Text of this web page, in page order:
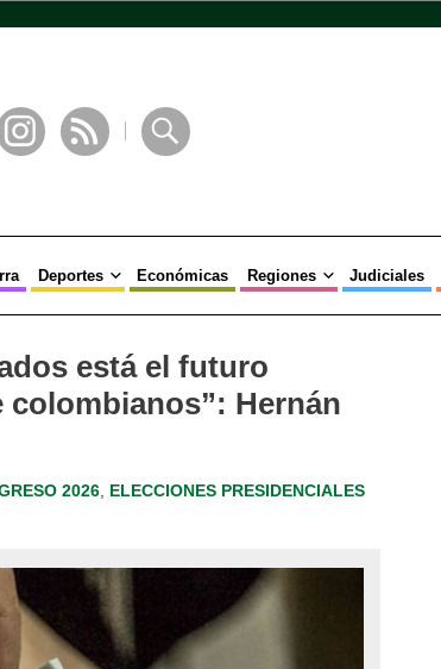
Deportes Económicas Regiones Judiciales
está el futuro
colombianos”: Hernán
2026 ELECCIONES PRESIDENCIALES